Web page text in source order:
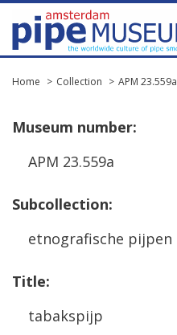
Home Collection APM 23.559a
Museum number:
APM 23.559a
Subcollection:
etnografische pijpen
Title:
tabakspijp